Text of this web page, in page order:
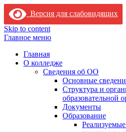
Версия для слабовидящих
Skip to content
Главное меню
Главная
О колледже
Сведения об ОО
Основные
Структура и
образовательной
Документы
Образование